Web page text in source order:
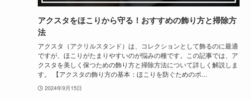
アクスタをほこりから守る！おすすめの飾り方と掃除方
法
アクスタ（アクリルスタンド）は、コレクションとして飾るのに最適
ですが、ほこりがたまりやすいのが悩みの種です。この記事では、ア
クスタを美しく保つための飾り方と掃除方法について詳しく解説しま
す。 【アクスタの飾り方の基本：ほこりを防ぐためのポ...
2024年9月15日